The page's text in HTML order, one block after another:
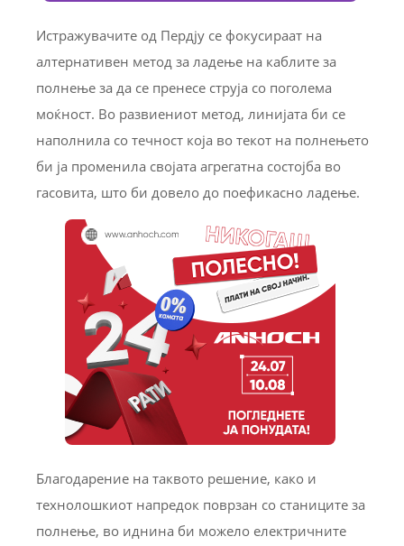
Истражувачите од Пердју се фокусираат на
алтернативен метод за ладење на каблите за
полнење за да се пренесе струја со поголема
моќност. Во развиениот метод, линијата би се
наполнила со течност која во текот на полнењето
би ја променила својата агрегатна состојба во
гасовита, што би довело до поефикасно ладење.
Благодарение на таквото решение, како и
технолошкиот напредок поврзан со станиците за
полнење, во иднина би можело електричните